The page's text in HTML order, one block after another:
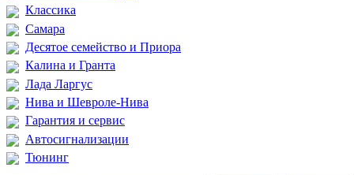
Классика
Самара
Десятое семейство и Приора
Калина и Гранта
Лада Ларгус
Нива и Шевроле-Нива
Гарантия и сервис
Автосигнализации
Тюнинг